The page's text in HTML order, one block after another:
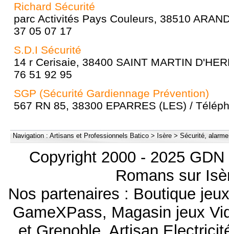
Richard Sécurité
parc Activités Pays Couleurs, 38510
37 05 07 17
S.D.I Sécurité
14 r Cerisaie, 38400 SAINT MARTIN
76 51 92 95
SGP (Sécurité Gardiennage Prévention)
567 RN 85, 38300 EPARRES (LES) /
Navigation : Artisans et Professionnels Batico > Isère > Sécurité,
Copyright 2000 - 2025
Romans sur
Nos partenaires : Boutique
GameXPass, Magasin jeux